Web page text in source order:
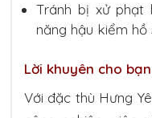
Tránh bị xử phạt
năng hậu kiểm
Lời khuyên cho
Với đặc thù Hưng